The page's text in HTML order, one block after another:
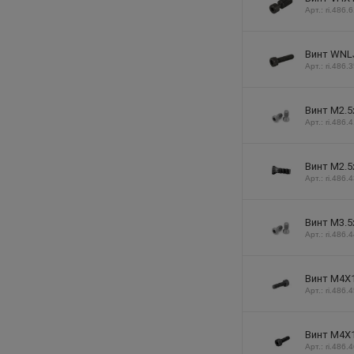
Арт.:
Винт
Арт.:
Винт
Арт.:
Винт
Арт.:
Винт
Арт.:
Винт
Арт.:
Винт
Арт.: